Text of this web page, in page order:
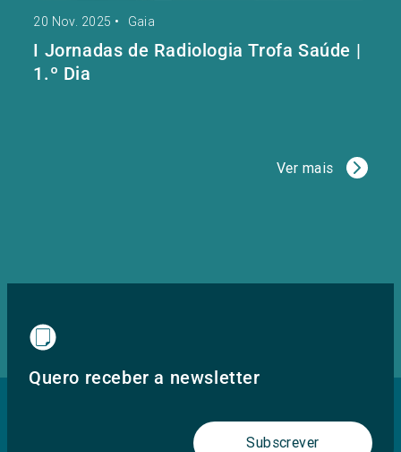
20 Nov. 2025 • Gaia
I Jornadas de Radiologia Trofa Saúde |
1.º Dia
Ver mais
Quero receber a newsletter
Subscrever